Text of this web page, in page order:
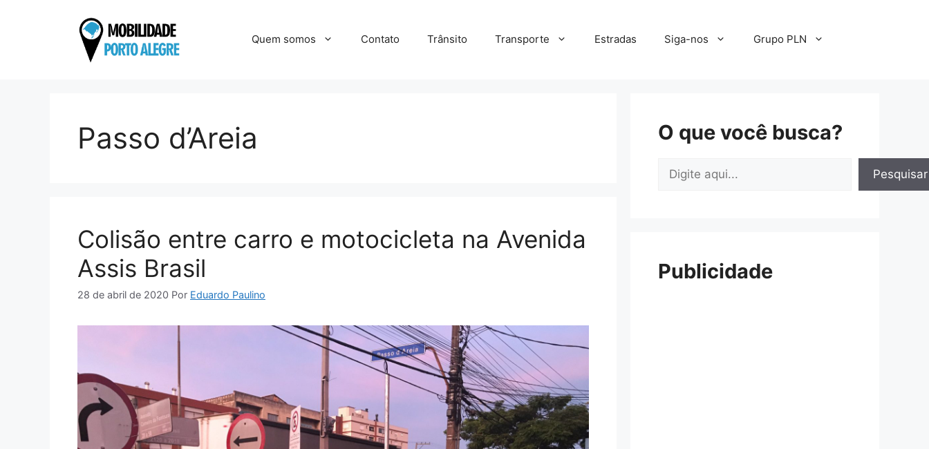
Quem somos Contato Trânsito Transporte Estradas Siga-nos Grupo PLN
Passo d’Areia
Colisão entre carro e motocicleta na Avenida
Assis Brasil
28 de abril de 2020 Por Eduardo Paulino
O que você busca?
Pesquisar
Publicidade